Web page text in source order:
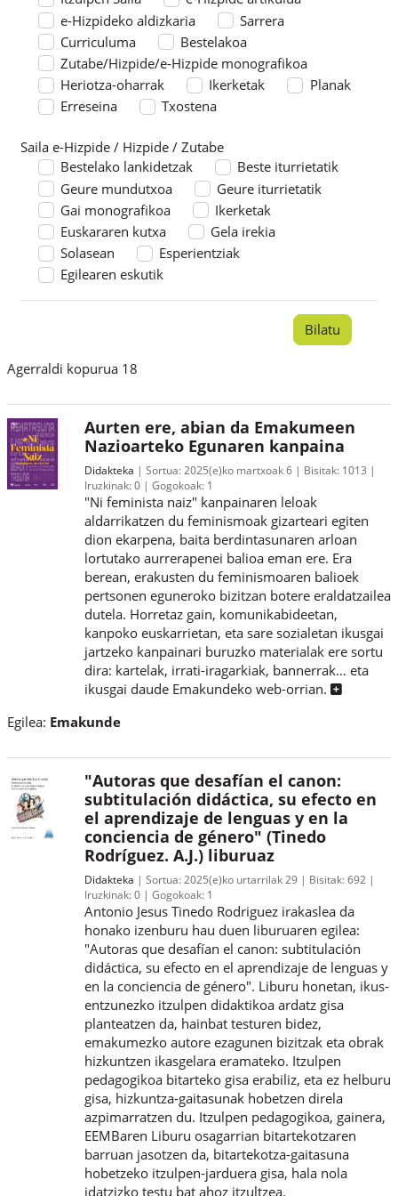
e-Hizpideko aldizkaria
Sarrera
Curriculuma
Bestelakoa
Zutabe/Hizpide/e-Hizpide monografikoa
Heriotza-oharrak
Ikerketak
Planak
Erreseina
Txostena
Saila e-Hizpide / Hizpide / Zutabe
Saila e-Hizpide / Hizpide / Zutabe
Bestelako lankidetzak
Beste iturrietatik
Geure mundutxoa
Geure iturrietatik
Gai monografikoa
Ikerketak
Euskararen kutxa
Gela irekia
Solasean
Esperientziak
Egilearen eskutik
Agerraldi kopurua 18
Aurten ere, abian da Emakumeen
Nazioarteko Egunaren kanpaina
Didakteka Sortua: 2025(e)ko martxoak 6 Bisitak: 1013
Iruzkinak:0 Gogokoak: 1
"Ni feminista naiz" kanpainaren leloak
aldarrikatzen du feminismoak gizarteari egiten
dion ekarpena, baita berdintasunaren arloan
lortutako aurrerapenei balioa eman ere. Era
berean, erakusten du feminismoaren balioek
pertsonen eguneroko bizitzan botere eraldatzailea
dutela. Horretaz gain, komunikabideetan,
kanpoko euskarrietan, eta sare sozialetan ikusgai
jartzeko kanpainari buruzko materialak ere sortu
dira: kartelak, irrati-iragarkiak, bannerrak… eta
ikusgai daude Emakundeko web-orrian.
Egilea: Emakunde
"Autoras que desafían el canon:
subtitulación didáctica, su efecto en
el aprendizaje de lenguas y en la
conciencia de género" (Tinedo
Rodríguez. A.J.) liburuaz
Didakteka Sortua: 2025(e)ko urtarrilak 29 Bisitak:692
Iruzkinak:0 Gogokoak: 1
Antonio Jesus Tinedo Rodriguez irakaslea da
honako izenburu hau duen liburuaren egilea:
"Autoras que desafían el canon: subtitulación
didáctica, su efecto en el aprendizaje de lenguas y
en la conciencia de género". Liburu honetan, ikus-
entzunezko itzulpen didaktikoa ardatz gisa
planteatzen da, hainbat testuren bidez,
emakumezko autore ezagunen bizitzak eta obrak
hizkuntzen ikasgelara eramateko. Itzulpen
pedagogikoa bitarteko gisa erabiliz, eta ez helburu
gisa, hizkuntza-gaitasunak hobetzen direla
azpimarratzen du. Itzulpen pedagogikoa, gainera,
EEMBaren Liburu osagarrian bitartekotzaren
barruan jasotzen da, bitartekotza-gaitasuna
hobetzeko itzulpen-jarduera gisa, hala nola
idatzizko testu bat ahoz itzultzea.